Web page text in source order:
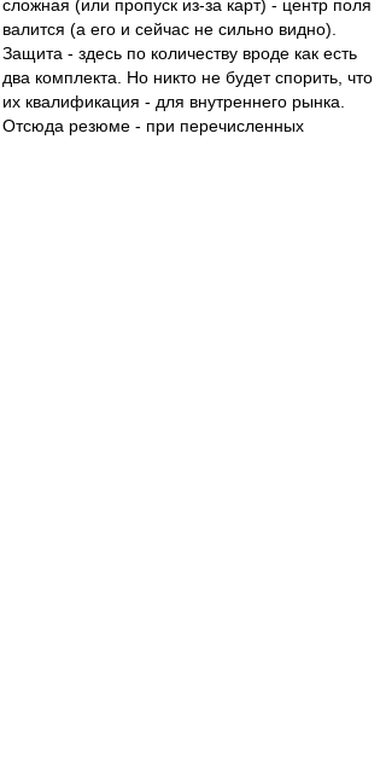
сложная (или пропуск из-за карт) - центр поля
валится (а его и сейчас не сильно видно).
Защита - здесь по количеству вроде как есть
два комплекта. Но никто не будет спорить, что
их квалификация - для внутреннего рынка.
Отсюда резюме - при перечисленных